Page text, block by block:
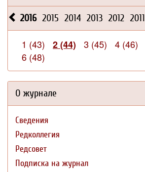
2016 2015 2014 2013 2012 2011
1 (43) 2 (44) 3 (45) 4 (46)
6 (48)
О журнале
Сведения
Редколлегия
Редсовет
Подписка на журнал